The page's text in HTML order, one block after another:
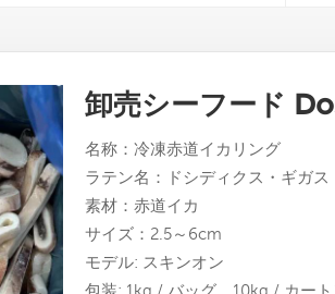
卸売シーフード
名称：冷凍赤道イカリング
ラテン名：ドシディクス・ギガス
素材：赤道イカ
サイズ：2.5～6cm
モデル: スキンオン
包装: 1kg / バッグ、10kg / カー